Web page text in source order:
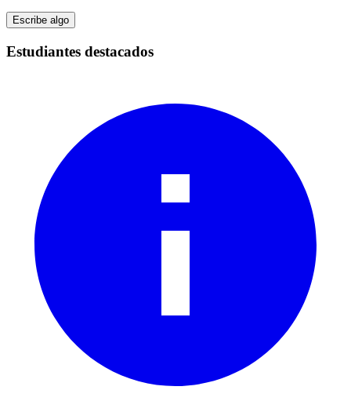
Escribe algo
Estudiantes destacados